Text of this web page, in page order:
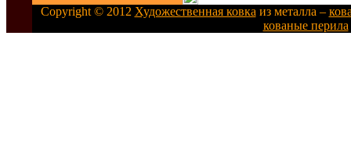
Copyright © 2012 Художественная ковка из металла –
кованые перила